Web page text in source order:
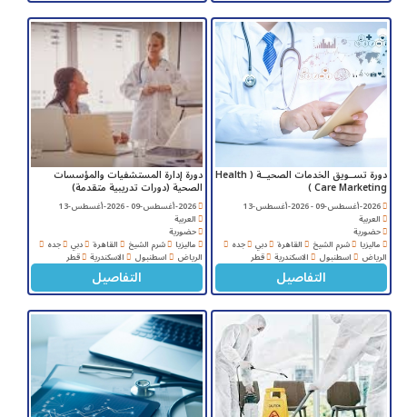
دورة تســويق الخدمات الصحيــة ( Health
Care Marketing )
2026-أغسطس-09 - 2026-أغسطس-13
العربية
حضورية
ماليزيا شرم الشيخ القاهرة دبي جده
الرياض اسطنبول الاسكندرية قطر
التفاصيل
دورة إدارة المستشفيات والمؤسسات
الصحية (دورات تدريبية متقدمة)
2026-أغسطس-09 - 2026-أغسطس-13
العربية
حضورية
ماليزيا شرم الشيخ القاهرة دبي جده
الرياض اسطنبول الاسكندرية قطر
التفاصيل